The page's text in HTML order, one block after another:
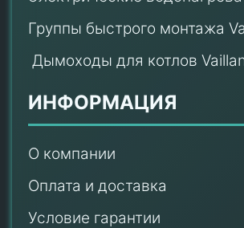
Группы быстрого монтажа
Дымоходы для котлов
ИНФОРМАЦИЯ
О компании
Оплата и доставка
Условие гарантии